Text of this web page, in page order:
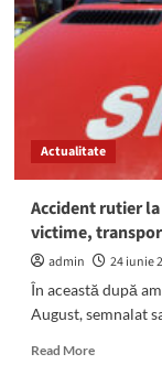
pe
străzile
lăsat
cu
peste
sancțiuni
și
cu
reținute
Actualitate
Accident rutier
victime,
admin
24 iunie
În această după
August, semnalat
Read MoreRead